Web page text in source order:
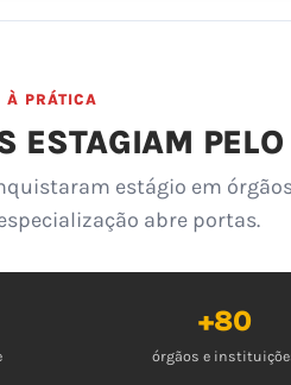
À PRÁTICA
ESTAGIAM
estágio em
abre portas.
+80
órgãos e